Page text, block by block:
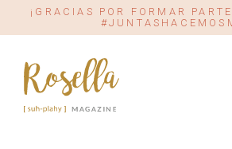
¡GRACIAS POR FORMAR